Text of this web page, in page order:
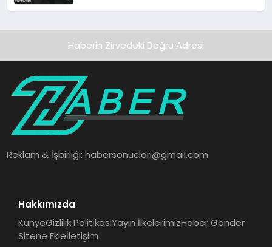
Haberin Zirvedeki Doğru Adresi
Reklam & İşbirliği:habersonuclari@gmail.com
Hakkımızda
KünyeGizlilik PolitikasıYayın İlkelerimizHaber Gönder
Sitene Ekleİletişim